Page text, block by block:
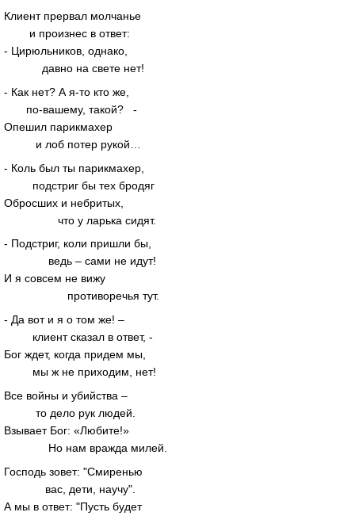
Клиент прервал молчанье
и произнес в ответ:
- Цирюльников, однако,
давно на свете нет!
- Как нет? А я-то кто же,
по-вашему, такой? -
Опешил парикмахер
и лоб потер рукой…
- Коль был ты парикмахер,
подстриг бы тех бродяг
Обросших и небритых,
что у ларька сидят.
- Подстриг, коли пришли бы,
ведь – сами не идут!
И я совсем не вижу
противоречья тут.
- Да вот и я о том же! –
клиент сказал в ответ, -
Бог ждет, когда придем мы,
мы ж не приходим, нет!
Все войны и убийства –
то дело рук людей.
Взывает Бог: «Любите!»
Но нам вражда милей.
Господь зовет: "Смиренью
вас, дети, научу".
А мы в ответ: "Пусть будет